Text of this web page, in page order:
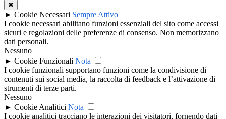
✖
► Cookie Necessari Sempre Attivo
I cookie necessari abilitano funzioni essenziali del sito come accessi
sicuri e regolazioni delle preferenze di consenso. Non memorizzano
dati personali.
Nessuno
► Cookie Funzionali Nota
I cookie funzionali supportano funzioni come la condivisione di
contenuti sui social media, la raccolta di feedback e l’attivazione di
strumenti di terze parti.
Nessuno
► Cookie Analitici Nota
I cookie analitici tracciano le interazioni dei visitatori, fornendo dati